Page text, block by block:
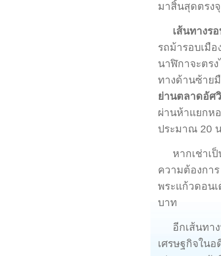
มาสิ้นสุดตรง
เส้นทางร
รถม้ารอบเมื
นาฬิกาจะตร
ทางด้านซ้าย
ย่านตลาดอัศ
ผ่านห้าแยกห
ประมาณ 20
หากเช่าเ
ความต้องกา
พระแก้วดอน
บาท
อีกเส้นทา
เศรษฐกิจใน